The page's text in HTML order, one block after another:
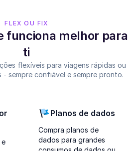
FLEX OU FIX
funciona melhor para
ti
flexíveis para viagens rápidas ou
- sempre confiável e sempre pronto.
e
Planos de dados
Compra planos de
dados para grandes